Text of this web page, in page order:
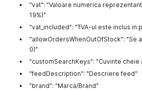
"stockManagement" :
"versionAttributes"
"id Attribut"
{
"name": "Denumire
}
}
],
"vat": "Valoare numerica
19%)"
"vat_included": "TVA-ul este inclus in
"allowOrdersWhenOutOfStock": "Se
0)"
"customSearchKeys": "Cuvinte cheie
"feedDescription": "Descriere feed"
"brand": "Marca/Brand"